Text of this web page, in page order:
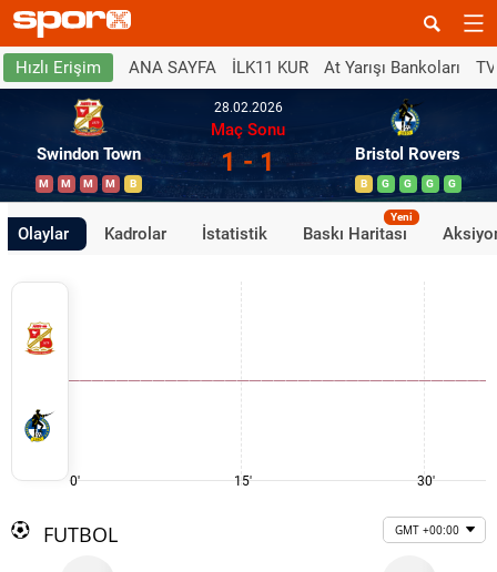
Hızlı Erişim ANA SAYFA İLK11 KUR At Yarışı Bankoları
Swindon Town
M M M M B
28.02.2026
Maç Sonu
1 - 1 Bristol Rovers
B G G G G
Olaylar Kadrolar İstatistik Baskı Haritası
Yeni
0' 15' 30'
FUTBOL GMT +00:00